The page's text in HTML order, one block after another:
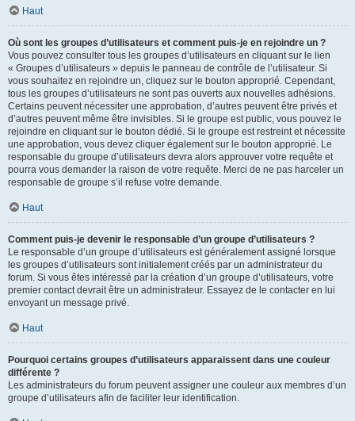
Haut
Où sont les groupes d’utilisateurs et comment puis-je en rejoindre un ?
Vous pouvez consulter tous les groupes d’utilisateurs en cliquant sur le lien
« Groupes d’utilisateurs » depuis le panneau de contrôle de l’utilisateur. Si
vous souhaitez en rejoindre un, cliquez sur le bouton approprié. Cependant,
tous les groupes d’utilisateurs ne sont pas ouverts aux nouvelles adhésions.
Certains peuvent nécessiter une approbation, d’autres peuvent être privés et
d’autres peuvent même être invisibles. Si le groupe est public, vous pouvez le
rejoindre en cliquant sur le bouton dédié. Si le groupe est restreint et nécessite
une approbation, vous devez cliquer également sur le bouton approprié. Le
responsable du groupe d’utilisateurs devra alors approuver votre requête et
pourra vous demander la raison de votre requête. Merci de ne pas harceler un
responsable de groupe s’il refuse votre demande.
Haut
Comment puis-je devenir le responsable d’un groupe d’utilisateurs ?
Le responsable d’un groupe d’utilisateurs est généralement assigné lorsque
les groupes d’utilisateurs sont initialement créés par un administrateur du
forum. Si vous êtes intéressé par la création d’un groupe d’utilisateurs, votre
premier contact devrait être un administrateur. Essayez de le contacter en lui
envoyant un message privé.
Haut
Pourquoi certains groupes d’utilisateurs apparaissent dans une couleur
différente ?
Les administrateurs du forum peuvent assigner une couleur aux membres d’un
groupe d’utilisateurs afin de faciliter leur identification.